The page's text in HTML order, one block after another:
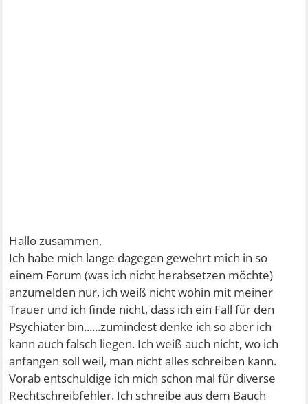
Hallo zusammen,
Ich habe mich lange dagegen gewehrt mich in so
einem Forum (was ich nicht herabsetzen möchte)
anzumelden nur, ich weiß nicht wohin mit meiner
Trauer und ich finde nicht, dass ich ein Fall für den
Psychiater bin......zumindest denke ich so aber ich
kann auch falsch liegen. Ich weiß auch nicht, wo ich
anfangen soll weil, man nicht alles schreiben kann.
Vorab entschuldige ich mich schon mal für diverse
Rechtschreibfehler. Ich schreibe aus dem Bauch